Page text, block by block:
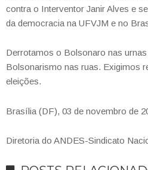
contra o Interventor Janir Alves e
da democracia na UFVJM e no
Derrotamos o Bolsonaro nas
Bolsonarismo nas ruas. Exigimos
eleições.
Brasília (DF), 03 de novembro de
Diretoria do ANDES-Sindicato